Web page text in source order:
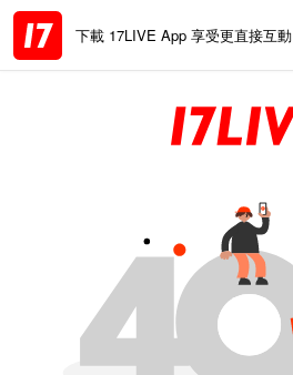
下載 17LIVE App 享受更直接互動